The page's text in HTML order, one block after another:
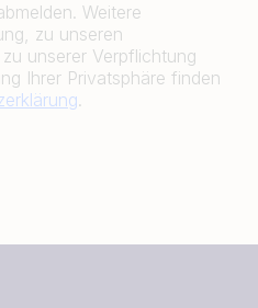
Weitere
zu unseren
unserer Verpflichtung
Ihrer Privatsphäre finden
.